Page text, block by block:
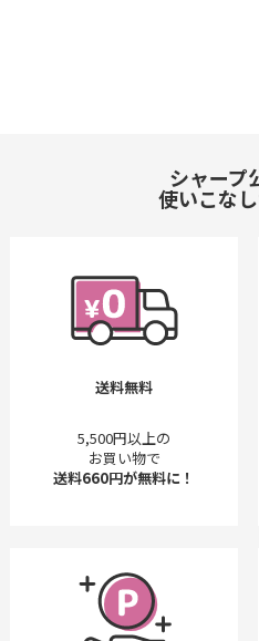
シャープ
使いこな
送料無料
5,500円以上の
お買い物で
送料660円が無料に！